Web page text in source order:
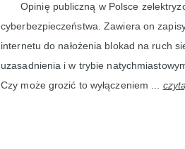
Opinię publiczną w Polsce
cyberbezpieczeństwa. Zawiera on
internetu do nałożenia blokad na ruch
uzasadnienia i w trybie
Czy może grozić to wyłączeniem ...